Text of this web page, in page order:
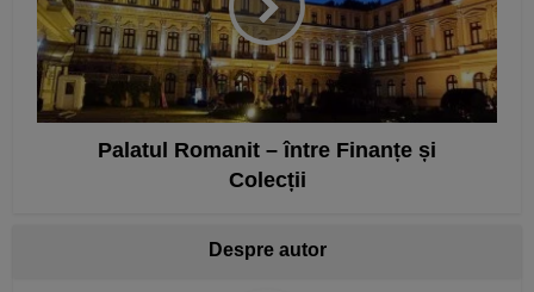
Palatul Romanit – între Finanțe și
Colecții
Despre autor